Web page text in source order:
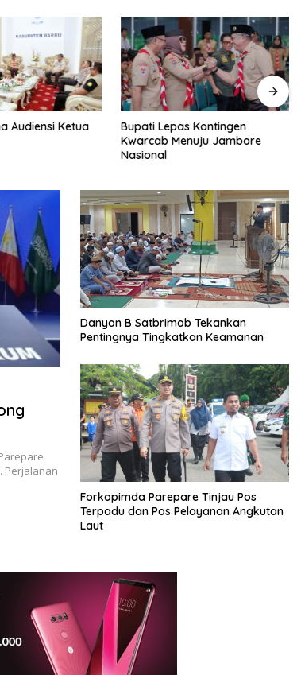
Audiensi Ketua
Bupati Lepas Kontingen
Kwarcab Menuju Jambore
Nasional
Perjalanan
Danyon B Satbrimob Tekankan
Pentingnya Tingkatkan Keamanan
Forkopimda Parepare Tinjau Pos
Terpadu dan Pos Pelayanan Angkutan
Laut